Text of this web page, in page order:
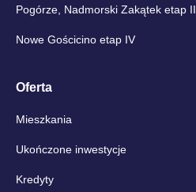
Pogórze, Nadmorski Zakątek etap II
Nowe Gościcino etap IV
Oferta
Mieszkania
Ukończone inwestycje
Kredyty